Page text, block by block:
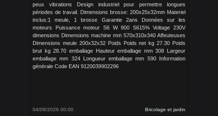
peux vibrations Design industriel pour permettre longues
périodes de travail. Dimensions brosse: 200x25x32mm Materiel
inclus:1 meule, 1 brosse Garantie 2ans Données sur les
moteurs Puissance moteur S6 W 900 S615% Voltage 230V
dimensions Dimensions machine mm 570x310x340 Affeuteuses
Dimensions meule 200x32x32 Poids Poids net kg 27.30 Poids
brut kg 28.70 emballage Hauteur emballage mm 308 Largeur
emballage mm 324 Longueur emballage mm 590 Information
générale Code EAN 9120039902296
04/08/2026 00:00 Bricolage et jardin